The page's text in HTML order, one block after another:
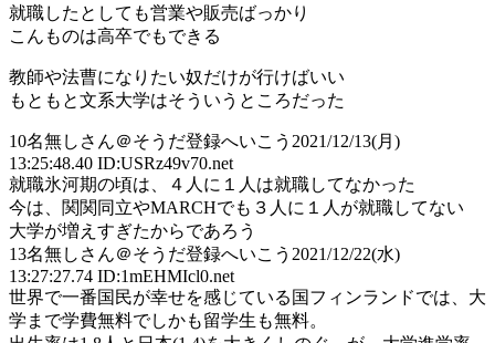
就職したとしても営業や販売ばっかり
こんものは高卒でもできる
教師や法曹になりたい奴だけが行けばいい
もともと文系大学はそういうところだった
10名無しさん＠そうだ登録へいこう 2021/12/13(月)
13:25:48.40 ID:USRz49v70.net
就職氷河期の頃は、４人に１人は就職してなかった
今は、関関同立やMARCHでも３人に１人が就職してない
大学が増えすぎたからであろう
13名無しさん＠そうだ登録へいこう 2021/12/22(水)
13:27:27.74 ID:1mEHMIcl0.net
世界で一番国民が幸せを感じている国フィンランドでは、大
学まで学費無料でしかも留学生も無料。